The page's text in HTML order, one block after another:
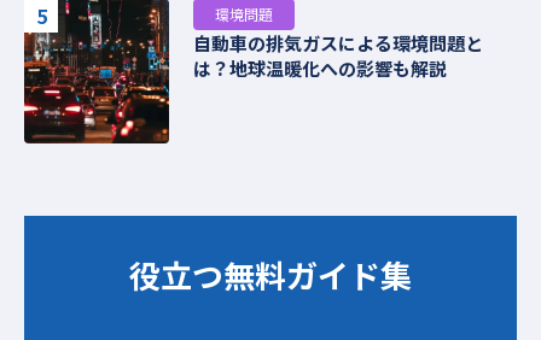
5 環境問題
自動車の排気ガスによる環境問題と
は？地球温暖化への影響も解説
役立つ無料ガイド集​​